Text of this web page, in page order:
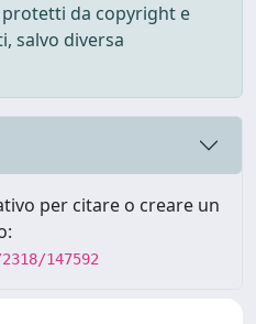
da copyright e
salvo diversa
per citare o creare un
147592